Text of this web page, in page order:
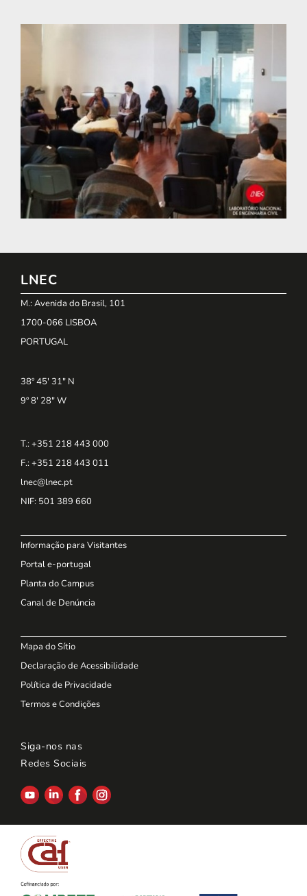
LNEC
M.: Avenida do Brasil, 101
1700-066 LISBOA
PORTUGAL
38º 45' 31" N
9º 8' 28" W
T.: +351 218 443 000
F.: +351 218 443 011
lnec@lnec.pt
NIF: 501 389 660
Informação para Visitantes
Portal e-portugal
Planta do Campus
Canal de Denúncia
Mapa do Sítio
Declaração de Acessibilidade
Política de Privacidade
Termos e Condições
Siga-nos nas
Redes Sociais